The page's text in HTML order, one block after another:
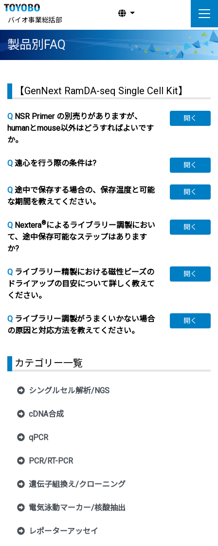
バイオ事業総括部
製品別FAQ
【GenNext RamDA-seq Single Cell Kit】
Q NSR Primer の別売りがありますが、
humanとmouse以外はどうすればよいです
か。
開く
Q 遠心を行う際の条件は? 開く
Q 途中で保存する場合の、保存温度と可能
な期間を教えてください。
開く
Q Nextera®によるライブラリー調製におい
て、途中保存可能なステップはあります
か?
開く
Q ライブラリー精製における磁性ビーズの
ドライアップの目安について詳しく教えて
ください。
開く
Q ライブラリー調製がうまくいかない場合
の原因と対応方法を教えてください。
開く
カテゴリー一覧
シングルセル解析/NGS
cDNA合成
qPCR
PCR/RT-PCR
遺伝子組換え/クローニング
電気泳動マーカー/核酸抽出
レポーターアッセイ